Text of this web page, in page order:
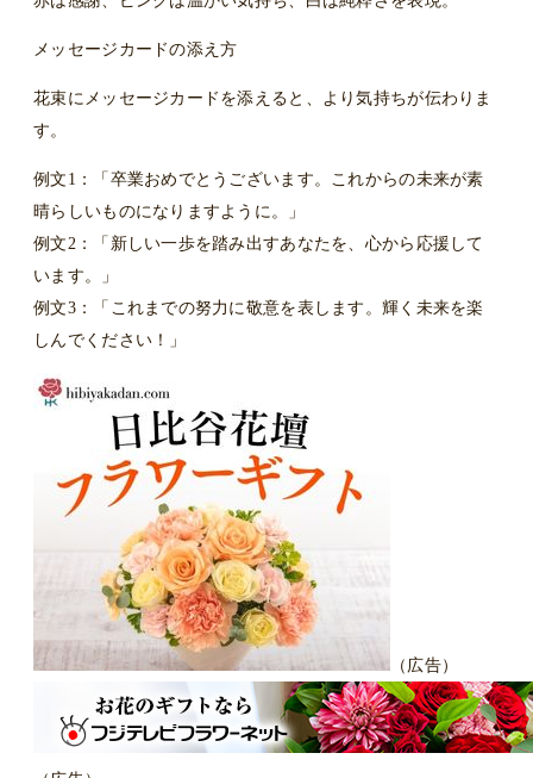
メッセージカードの添え方
花束にメッセージカードを添えると、より気持ちが伝わりま
す。
例文1：「卒業おめでとうございます。これからの未来が素
晴らしいものになりますように。」
例文2：「新しい一歩を踏み出すあなたを、心から応援して
います。」
例文3：「これまでの努力に敬意を表します。輝く未来を楽
しんでください！」
（広告）